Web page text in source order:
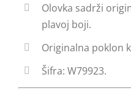
Olovka sadrži
plavoj boji.
Originalna poklon
Šifra: W79923.